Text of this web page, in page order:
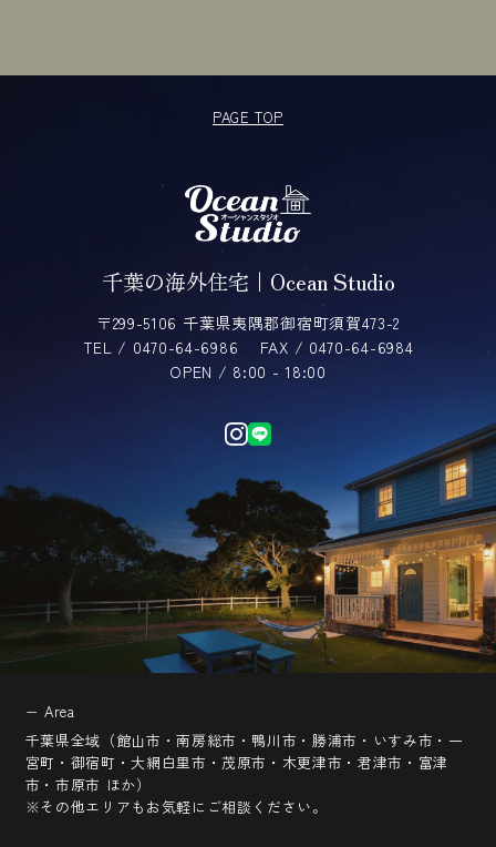
PAGE TOP
千葉の海外住宅｜Ocean Studio
〒299-5106 千葉県夷隅郡御宿町須賀473-2
TEL / 0470-64-6986
FAX / 0470-64-6984
OPEN / 8:00 - 18:00
− Area
千葉県全域（館山市・南房総市・鴨川市・勝浦市・いすみ市・一
宮町・御宿町・大網白里市・茂原市・木更津市・君津市・富津
市・市原市 ほか）
※その他エリアもお気軽にご相談ください。